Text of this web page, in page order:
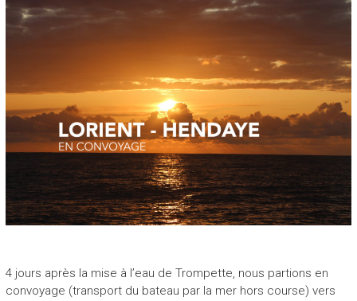
4 jours après la mise à l’eau de Trompette, nous partions en
convoyage (transport du bateau par la mer hors course) vers